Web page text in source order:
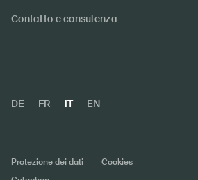
Contatto e consulenza
DE FR IT EN
Protezione dei dati
Cookies